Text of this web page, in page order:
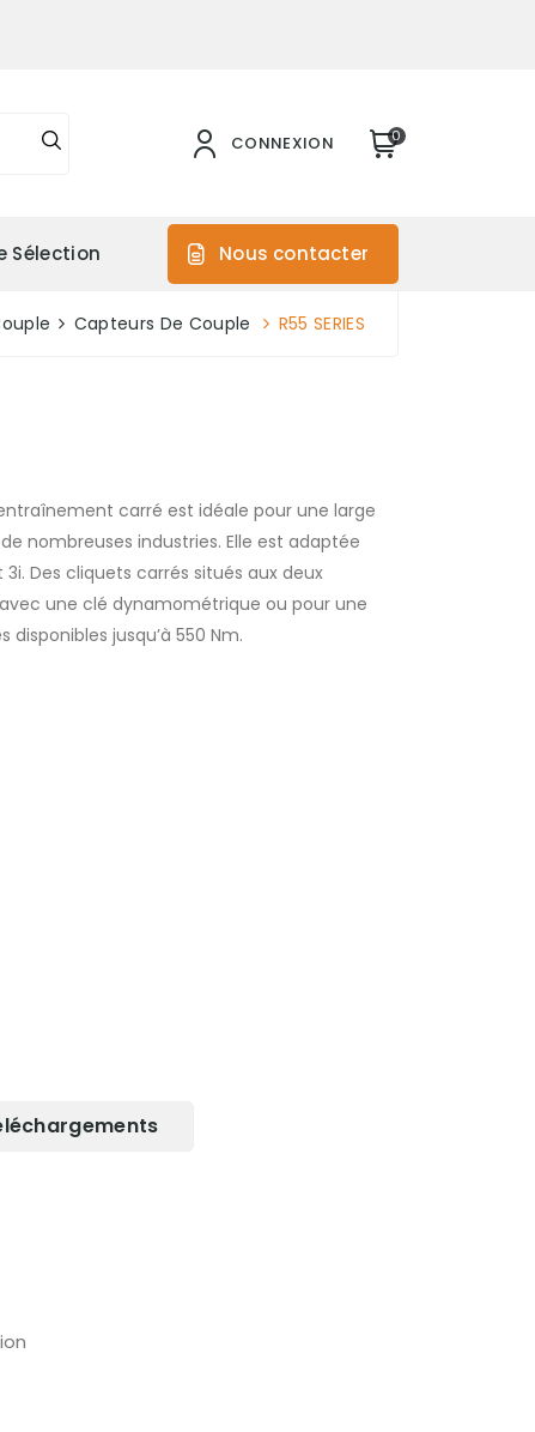
CONNEXION 0
Sélection Nous contacter
Capteurs De Couple R55 SERIES
carré est idéale pour une large
nombreuses industries. Elle est adaptée
Des cliquets carrés situés aux deux
une clé dynamométrique ou pour une
jusqu’à 550 Nm.